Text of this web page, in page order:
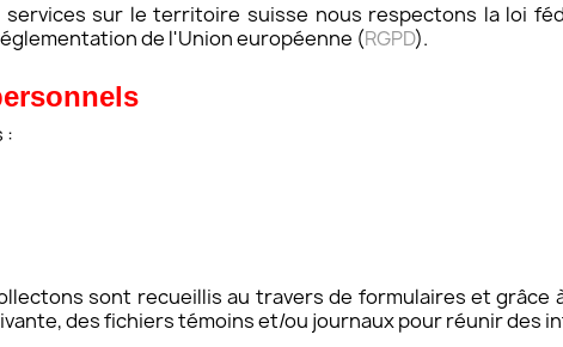
sur le territoire suisse nous respectons la loi
de l'Union européenne (RGPD).
:
sont recueillis au travers de formulaires et
des fichiers témoins et/ou journaux pour réunir des